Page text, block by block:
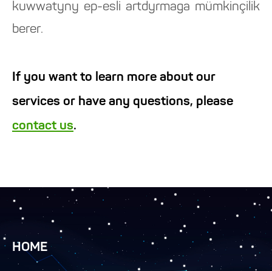
kuwwatyny ep-esli artdyrmaga mümkinçilik
berer.
If you want to learn more about our
services or have any questions, please
contact us.
HOME